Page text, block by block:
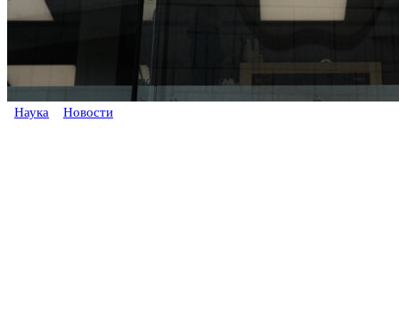
Наука Новости